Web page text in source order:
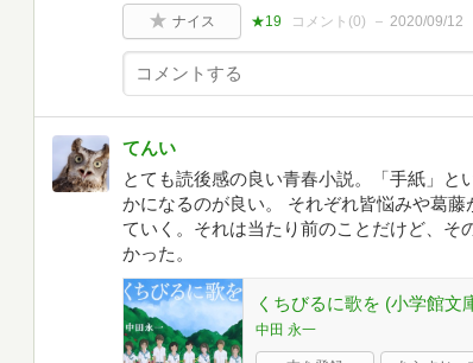
ナイス ★19 コメント(0) 2020/09/12
てんい
とても読後感の良い青春小説。「手紙」と
かになるのが良い。 それぞれ皆悩みや葛
ていく。それは当たり前のことだけど、そ
かった。
くちびるに歌を (小学館文
中田 永一